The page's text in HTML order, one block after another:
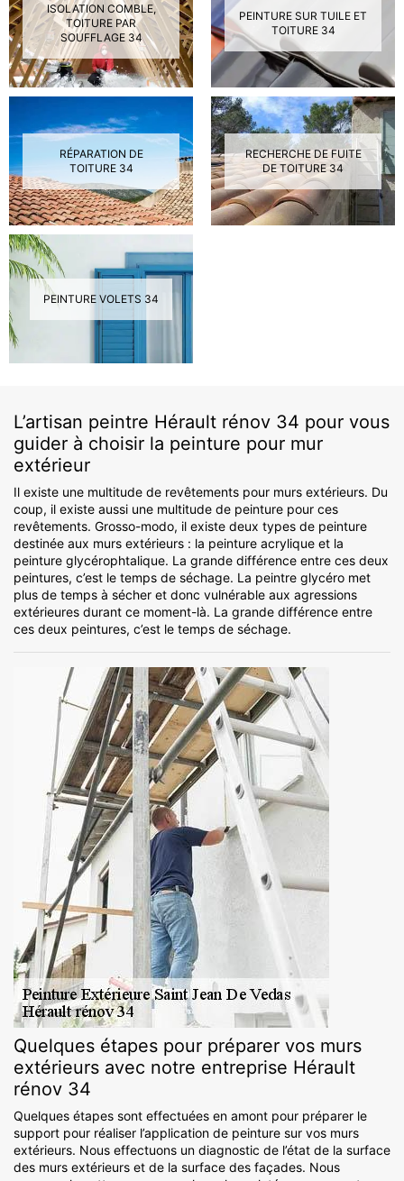
ISOLATION COMBLE,
TOITURE PAR
SOUFFLAGE 34
PEINTURE SUR TUILE ET
TOITURE 34
RÉPARATION DE
TOITURE 34
RECHERCHE DE FUITE
DE TOITURE 34
PEINTURE VOLETS 34
L’artisan peintre Hérault rénov 34 pour vous
guider à choisir la peinture pour mur
extérieur
Il existe une multitude de revêtements pour murs extérieurs. Du
coup, il existe aussi une multitude de peinture pour ces
revêtements. Grosso-modo, il existe deux types de peinture
destinée aux murs extérieurs : la peinture acrylique et la
peinture glycérophtalique. La grande différence entre ces deux
peintures, c’est le temps de séchage. La peintre glycéro met
plus de temps à sécher et donc vulnérable aux agressions
extérieures durant ce moment-là. La grande différence entre
ces deux peintures, c’est le temps de séchage.
Quelques étapes pour préparer vos murs
extérieurs avec notre entreprise Hérault
rénov 34
Quelques étapes sont effectuées en amont pour préparer le
support pour réaliser l’application de peinture sur vos murs
extérieurs. Nous effectuons un diagnostic de l’état de la surface
des murs extérieurs et de la surface des façades. Nous